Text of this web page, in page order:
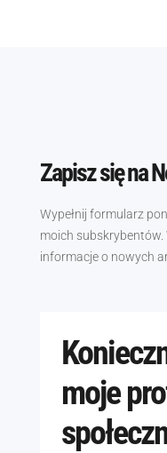
Zapisz się na
Wypełnij formularz
moich
informacje o nowych
moje